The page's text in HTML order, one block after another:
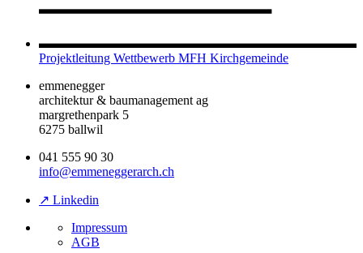
Projektleitung Wettbewerb MFH Kirchgemeinde
emmenegger
architektur & baumanagement ag
margrethenpark 5
6275 ballwil
041 555 90 30
info@emmeneggerarch.ch
↗ Linkedin
Impressum
AGB